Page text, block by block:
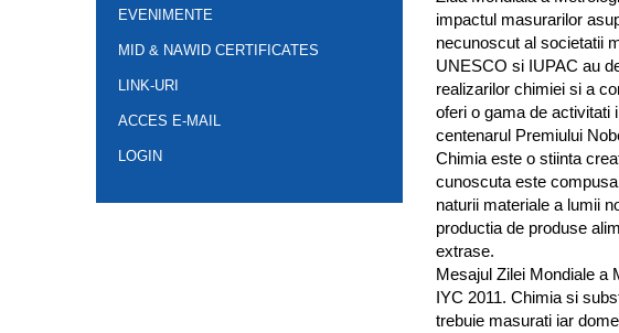
EVENIMENTE
MID & NAWID CERTIFICATES
LINK-URI
ACCES E-MAIL
LOGIN
impactul masurarilor
necunoscut al societatii
UNESCO si IUPAC au
realizarilor chimiei si a
oferi o gama de activitati
centenarul Premiului
Chimia este o stiinta
cunoscuta este
naturii materiale a lumii
productia de produse
extrase.
Mesajul Zilei Mondiale a
IYC 2011. Chimia si
trebuie masurati iar